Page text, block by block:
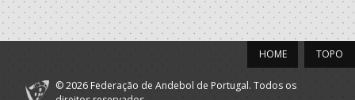
A.A. Aveiro
Casa Povo
Valongo Vouga
Juvenis F / Seniores F
Casa Povo
TOPO
HOME
© 2026 Federação de Andebol de Portugal. Todos os